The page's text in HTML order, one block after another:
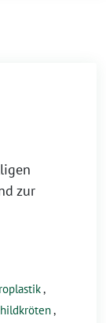
zur
,
,